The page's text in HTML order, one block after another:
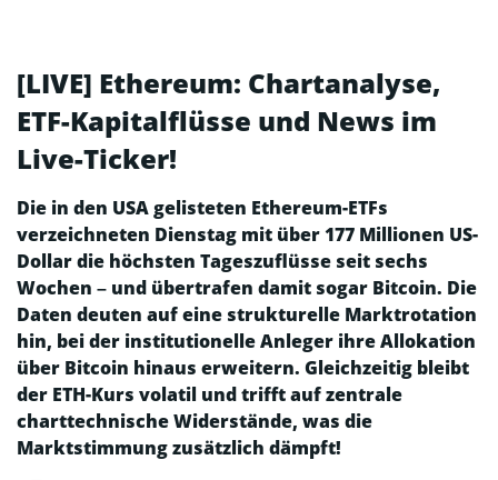
[LIVE] Ethereum: Chartanalyse,
ETF-Kapitalflüsse und News im
Live-Ticker!
Die in den USA gelisteten Ethereum-ETFs
verzeichneten Dienstag mit über 177 Millionen US-
Dollar die höchsten Tageszuflüsse seit sechs
Wochen – und übertrafen damit sogar Bitcoin. Die
Daten deuten auf eine strukturelle Marktrotation
hin, bei der institutionelle Anleger ihre Allokation
über Bitcoin hinaus erweitern. Gleichzeitig bleibt
der ETH-Kurs volatil und trifft auf zentrale
charttechnische Widerstände, was die
Marktstimmung zusätzlich dämpft!